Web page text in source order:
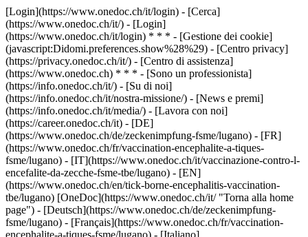
[Login](https://www.onedoc.ch/it/login) - [Cerca]
(https://www.onedoc.ch/it/) - [Login]
(https://www.onedoc.ch/it/login) * * * - [Gestione dei cookie]
(javascript:Didomi.preferences.show%28%29) - [Centro privacy]
(https://privacy.onedoc.ch/it/) - [Centro di assistenza]
(https://www.onedoc.ch) * * * - [Sono un professionista]
(https://info.onedoc.ch/it/) - [Su di noi]
(https://info.onedoc.ch/it/nostra-missione/) - [News e premi]
(https://info.onedoc.ch/it/media/) - [Lavora con noi]
(https://career.onedoc.ch/it) - [DE]
(https://www.onedoc.ch/de/zeckenimpfung-fsme/lugano) - [FR]
(https://www.onedoc.ch/fr/vaccination-encephalite-a-tiques-
fsme/lugano) - [IT](https://www.onedoc.ch/it/vaccinazione-contro-l-
encefalite-da-zecche-fsme-tbe/lugano) - [EN]
(https://www.onedoc.ch/en/tick-borne-encephalitis-vaccination-
tbe/lugano) [OneDoc](https://www.onedoc.ch/it/ "Torna alla home
page") - [Deutsch](https://www.onedoc.ch/de/zeckenimpfung-
fsme/lugano) - [Français](https://www.onedoc.ch/fr/vaccination-
encephalite-a-tiques-fsme/lugano) - [Italiano]